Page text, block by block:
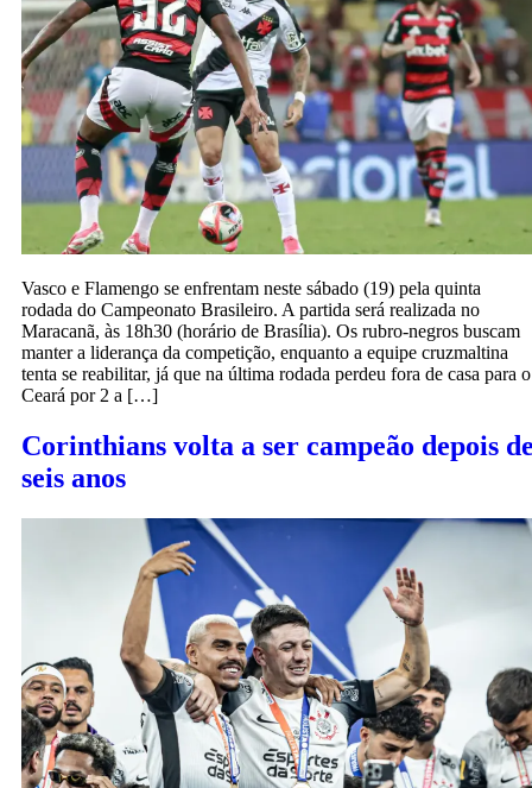
Vasco e Flamengo se enfrentam neste sábado (19) pela quinta
rodada do Campeonato Brasileiro. A partida será realizada no
Maracanã, às 18h30 (horário de Brasília). Os rubro-negros buscam
manter a liderança da competição, enquanto a equipe cruzmaltina
tenta se reabilitar, já que na última rodada perdeu fora de casa para o
Ceará por 2 a […]
Corinthians volta a ser campeão depois
seis anos